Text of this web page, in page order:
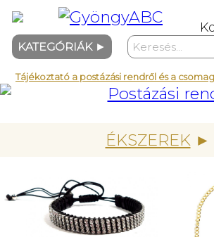
KATEGÓRIÁK►
Tájékoztató a postázási rendről és a
ÉKSZEREK ►